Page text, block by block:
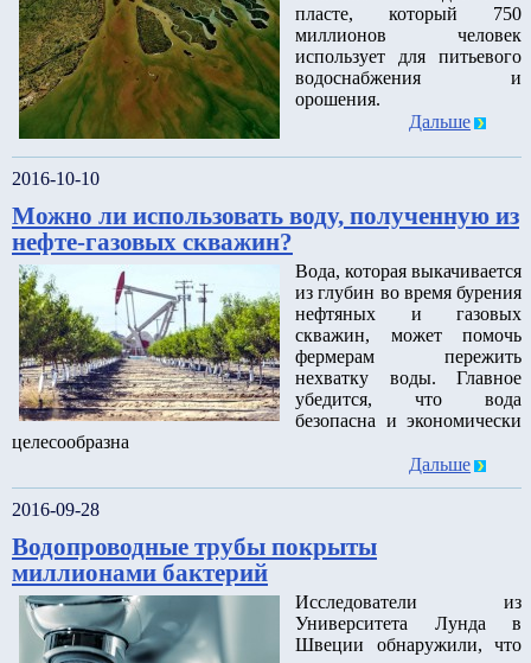
пласте, который 750
миллионов человек
использует для питьевого
водоснабжения и
орошения.
Дальше
2016-10-10
Можно ли использовать воду, полученную из
нефте-газовых скважин?
Вода, которая выкачивается
из глубин во время бурения
нефтяных и газовых
скважин, может помочь
фермерам пережить
нехватку воды. Главное
убедится, что вода
безопасна и экономически
целесообразна
Дальше
2016-09-28
Водопроводные трубы покрыты
миллионами бактерий
Исследователи из
Университета Лунда в
Швеции обнаружили, что